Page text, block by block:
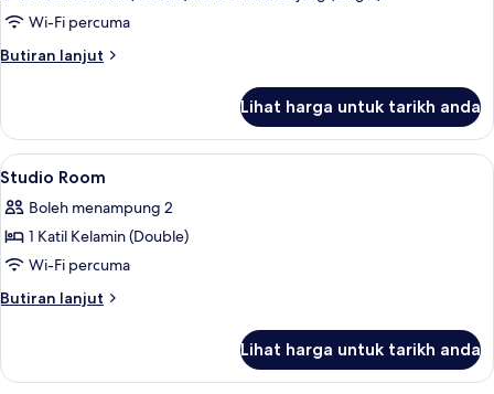
Executive
Room
Wi-Fi percuma
Butiran lanjut
Butiran
Executive
Room
Lihat harga untuk tarikh anda
Lihat
semua
foto
untuk
Studio
Room
Peti besi dalam bilik, meja, langsir/
6
Studio Room
Boleh menampung 2
1 Katil Kelamin (Double)
Wi-Fi percuma
Butiran lanjut
Butiran
Room
Lihat harga untuk tarikh anda